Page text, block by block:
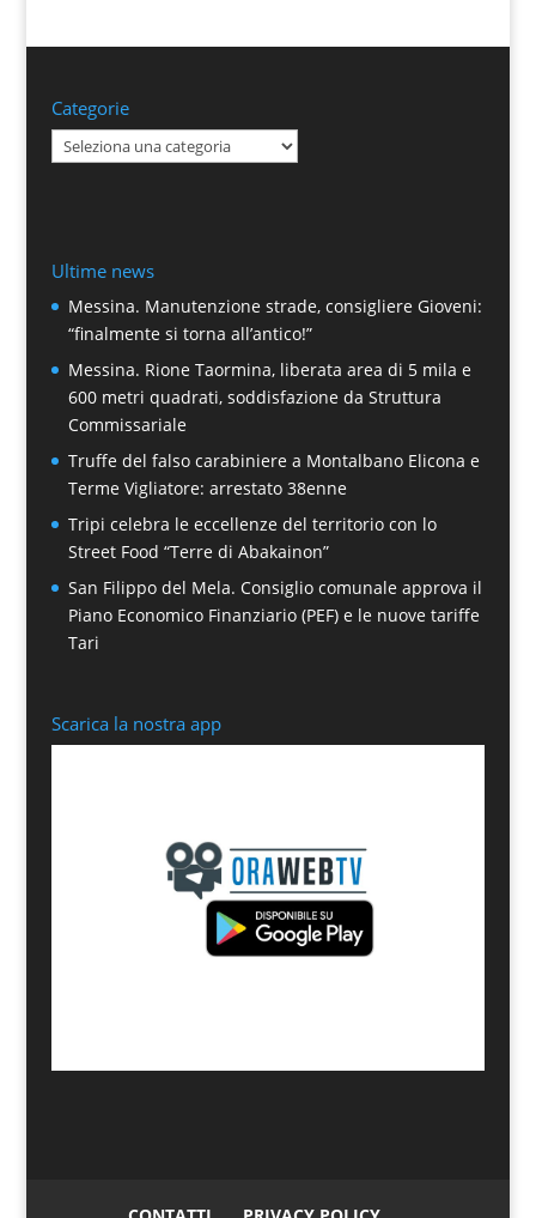
Categorie
Categorie
Ultime news
Messina. Manutenzione strade, consigliere Gioveni:
“finalmente si torna all’antico!”
Messina. Rione Taormina, liberata area di 5 mila e
600 metri quadrati, soddisfazione da Struttura
Commissariale
Truffe del falso carabiniere a Montalbano Elicona e
Terme Vigliatore: arrestato 38enne
Tripi celebra le eccellenze del territorio con lo
Street Food “Terre di Abakainon”
San Filippo del Mela. Consiglio comunale approva il
Piano Economico Finanziario (PEF) e le nuove tariffe
Tari
Scarica la nostra app